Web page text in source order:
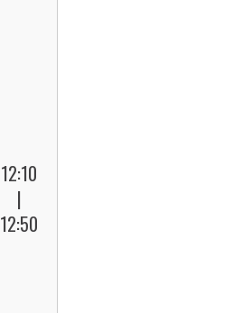
12:10
|
12:50